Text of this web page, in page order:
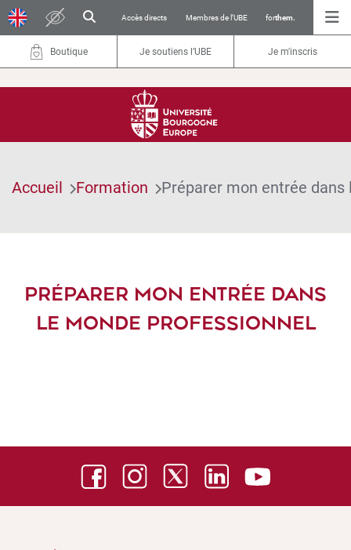
Accès directs Membres de l’UBE forthem.
Boutique Je soutiens l’UBE Je m'inscris
Accueil Formation Préparer mon entrée
PRÉPARER MON ENTRÉE DANS
LE MONDE PROFESSIONNEL